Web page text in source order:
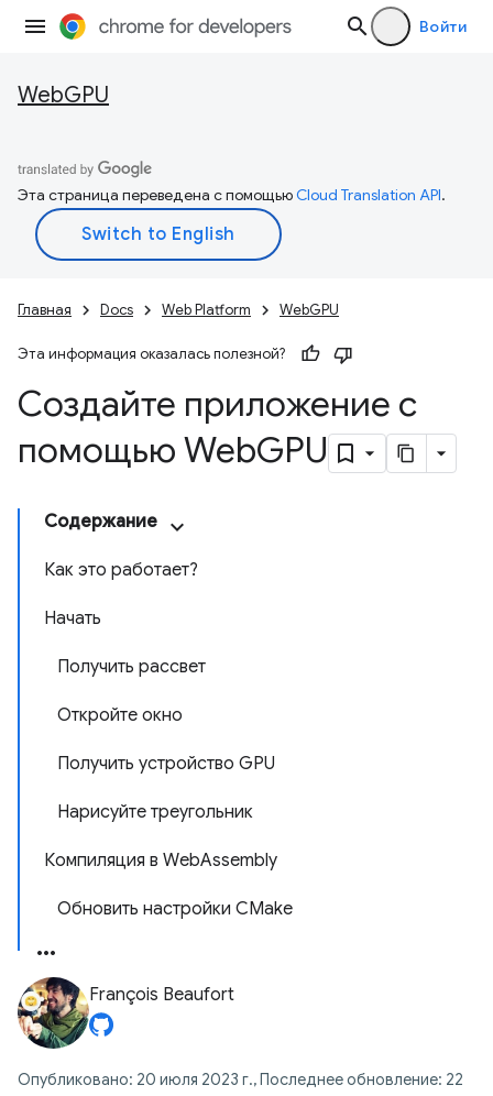
Войти
WebGPU
Эта страница переведена с помощьюCloud Translation API.
Главная Docs Web Platform WebGPU
Эта информация оказалась полезной?
Создайте приложение с
помощью WebGPU
Содержание
Как это работает?
Начать
Получить рассвет
Откройте окно
Получить устройство GPU
Нарисуйте треугольник
Компиляция в WebAssembly
Обновить настройки CMake
François Beaufort
Опубликовано: 20 июля 2023 г., Последнее обновление: 22